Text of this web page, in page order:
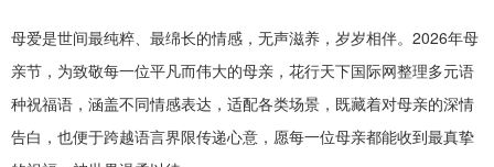
母爱是世间最纯粹、最绵长的情感，无声滋养，岁岁相伴。 2026年母
亲节，为致敬每一位平凡而伟大的母亲， 花行天下国际网整理多元语
种祝福语，涵盖不同情感表达，适配各类场景，既藏着对母亲的深情
告白，也便于跨越语言界限传递心意，愿每一位母亲都能收到最真挚